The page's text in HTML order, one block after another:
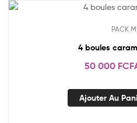
PACK
4 boules
50 000
Ajouter Au